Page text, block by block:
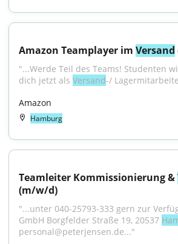
Amazon Teamplayer im Versand
"...Werde Teil des Teams! Studenten
dich jetzt als Versand-/
Amazon
Hamburg
Teamleiter Kommissionierung &
(m/w/d)
"...unter 040-25793-333 gern zur
GmbH Borgfelder Straße 19, 20537
personal@peterjensen.de..."